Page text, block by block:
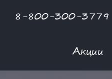
8-800-300-3779
Акции